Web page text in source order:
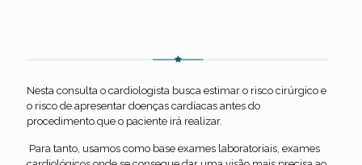
Nesta consulta o cardiologista busca estimar o risco cirúrgico e
o risco de apresentar doenças cardíacas antes do
procedimento que o paciente irá realizar.
Para tanto, usamos como base exames laboratoriais, exames